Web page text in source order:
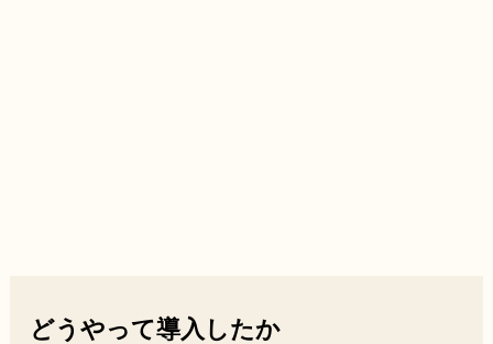
どうやって導入したか